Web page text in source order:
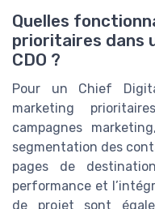
Quelles
prioritaires dans
CDO ?
Pour un Chief
marketing
campagnes
segmentation des
pages de
performance et
de projet sont